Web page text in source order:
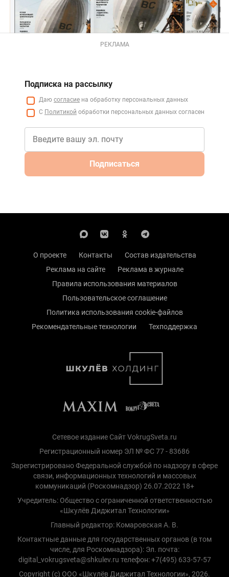
РЕКЛАМА
Подписка на рассылку
Даю согласие на обработку персональных данных
С Политикой обработки персональных данных согласен
Подписаться
О проекте Контакты
Состав издательства
Реклама на сайте
Реклама в журнале
Правила использования материалов
Пользовательское соглашение
Политика использования cookie-файлов
Рекомендательные технологии
Техподдержка
Сетевое издание Сайт VokrugSveta.ru
Регистрационный номер ЭЛ № ФС 77 - 83686
Зарегистрировано Федеральной службой по надзору в сфере
связи, информационных технологий и массовых
коммуникаций (Роскомнадзор) 26.07.2022 18+
Учредитель: Общество с ограниченной ответственностью
«Шкулёв Диджитал Технологии»
Главный редактор: Комаровская А. В.
Контактные данные для государственных органов (в том
числе, для Роскомнадзора): Эл. почта:
digital_vokrugsveta@shkulev.ru телефон: +7(495) 633-57-57
Copyright (с) ООО «Шкулёв Диджитал Технологии», 2026.